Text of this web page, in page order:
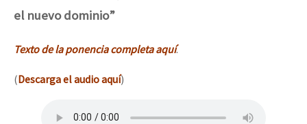
el nuevo dominio”
Texto de la ponencia completa aquí.
(Descarga el audio aquí)